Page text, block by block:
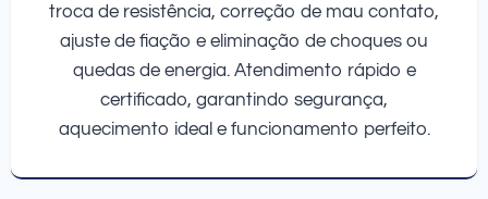
troca de resistência, correção de mau contato,
ajuste de fiação e eliminação de choques ou
quedas de energia. Atendimento rápido e
certificado, garantindo segurança,
aquecimento ideal e funcionamento perfeito.